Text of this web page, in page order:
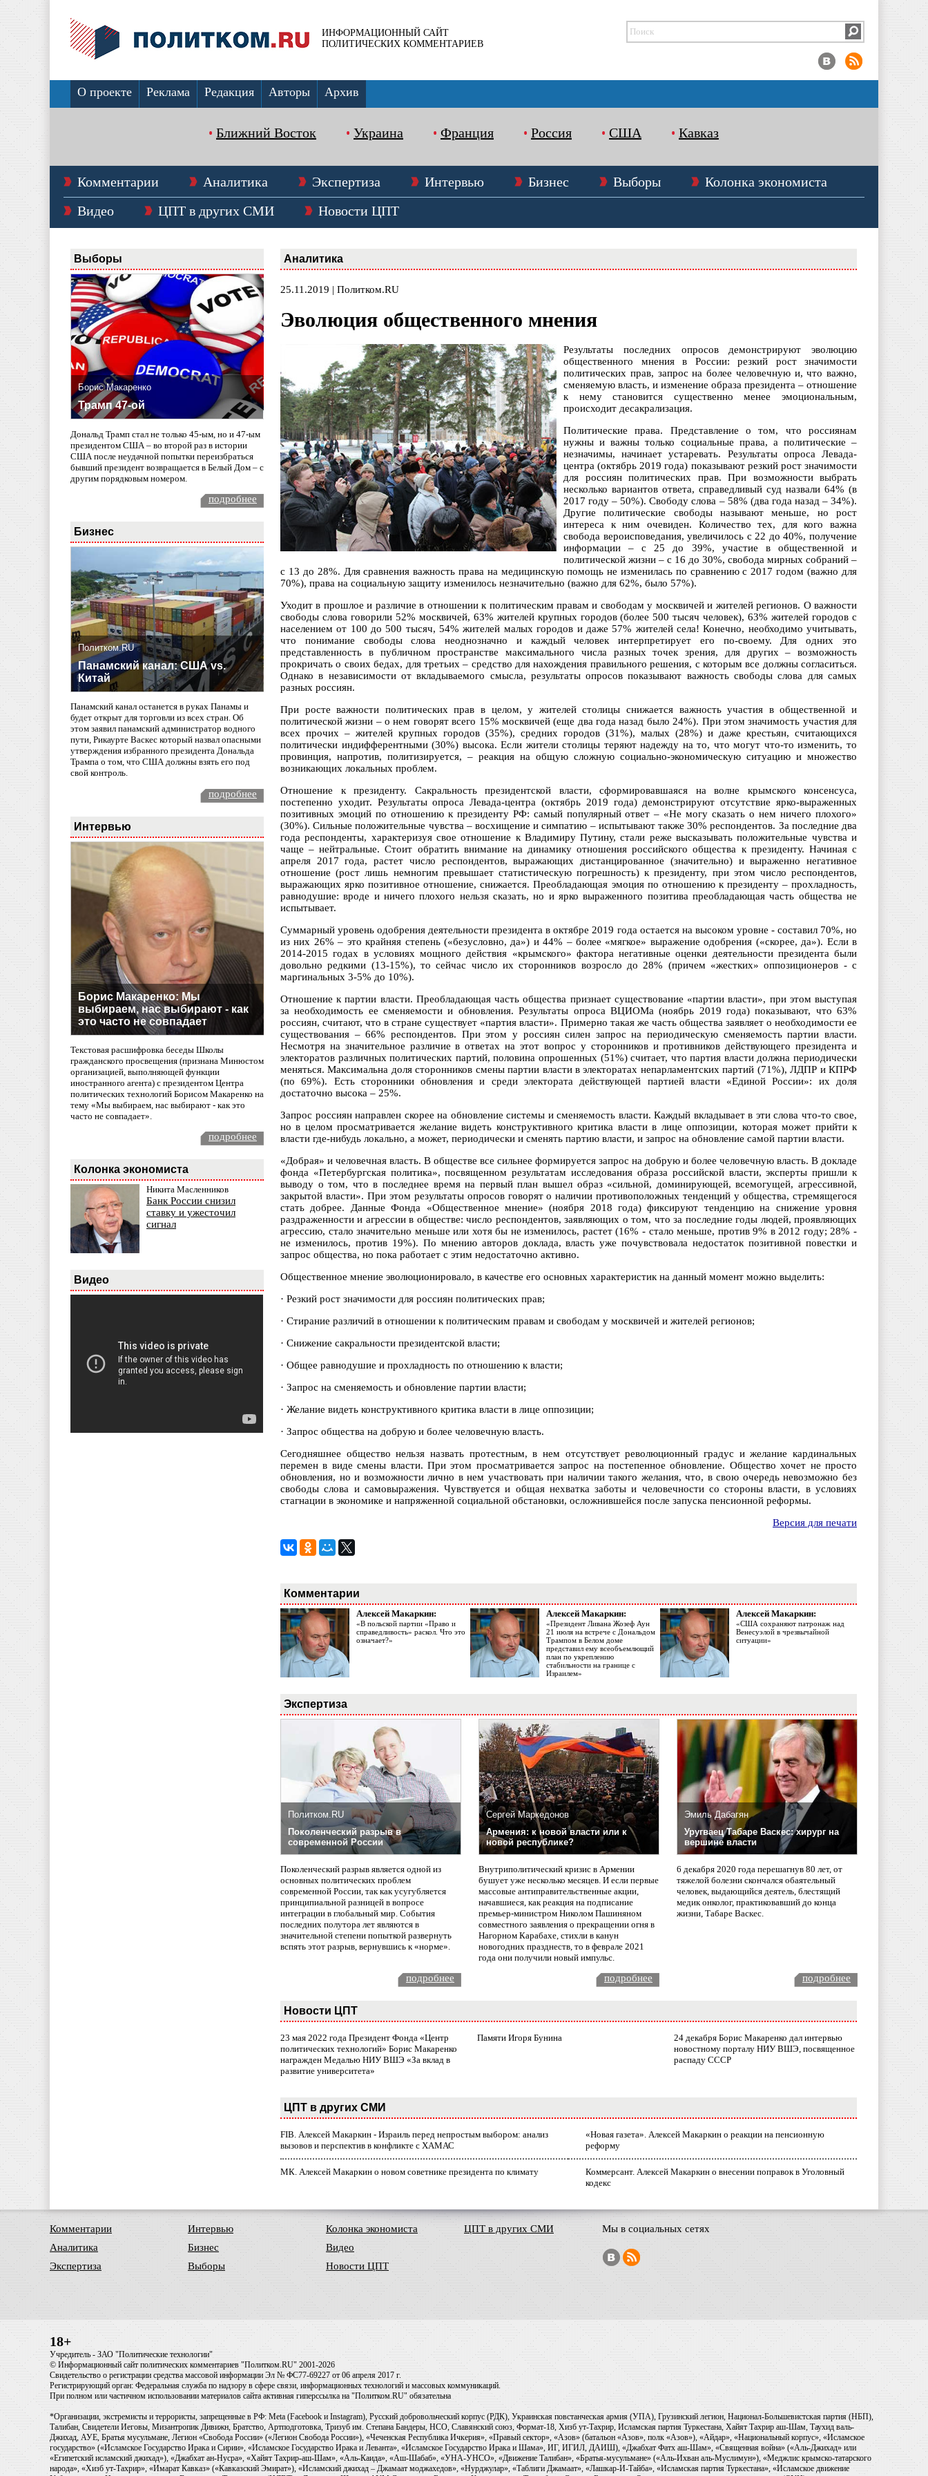
ИНФОРМАЦИОННЫЙ САЙТ
ПОЛИТИЧЕСКИХ КОММЕНТАРИЕВ
О проекте Реклама Редакция Авторы Архив
Ближний Восток Украина Франция Россия США Кавказ
Комментарии Аналитика Экспертиза Интервью Бизнес Выборы
Колонка экономиста
Видео
ЦПТ в других СМИ Новости ЦПТ
Выборы
Борис Макаренко
Трамп 47-ой
Дональд Трамп стал не только 45-ым, но и 47-ым
президентом США – во второй раз в истории
США после неудачной попытки переизбраться
бывший президент возвращается в Белый Дом – с
другим порядковым номером.
подробнее
Бизнес
Политком.RU
Панамский канал: США vs.
Китай
Панамский канал останется в руках Панамы и
будет открыт для торговли из всех стран. Об
этом заявил панамский администратор водного
пути, Рикаурте Васкес который назвал опасными
утверждения избранного президента Дональда
Трампа о том, что США должны взять его под
свой контроль.
подробнее
Интервью
Борис Макаренко: Мы
выбираем, нас выбирают - как
это часто не совпадает
Текстовая расшифровка беседы Школы
гражданского просвещения (признана Минюстом
организацией, выполняющей функции
иностранного агента) с президентом Центра
политических технологий Борисом Макаренко на
тему «Мы выбираем, нас выбирают - как это
часто не совпадает».
подробнее
Колонка экономиста
Никита Масленников
Банк России снизил
ставку и ужесточил
сигнал
Видео
Аналитика
25.11.2019 | Политком.RU
Эволюция общественного мнения
Результаты последних опросов демонстрируют эволюцию
общественного мнения в России: резкий рост значимости
политических прав, запрос на более человечную и, что важно,
сменяемую власть, и изменение образа президента – отношение
к нему становится существенно менее эмоциональным,
происходит десакрализация.
Политические права. Представление о том, что россиянам
нужны и важны только социальные права, а политические –
незначимы, начинает устаревать. Результаты опроса Левада-
центра (октябрь 2019 года) показывают резкий рост значимости
для россиян политических прав. При возможности выбрать
несколько вариантов ответа, справедливый суд назвали 64% (в
2017 году – 50%). Свободу слова – 58% (два года назад – 34%).
Другие политические свободы называют меньше, но рост
интереса к ним очевиден. Количество тех, для кого важна
свобода вероисповедания, увеличилось с 22 до 40%, получение
информации – с 25 до 39%, участие в общественной и
политической жизни – с 16 до 30%, свобода мирных собраний –
с 13 до 28%. Для сравнения важность права на медицинскую помощь не изменилась по сравнению с 2017 годом (важно для
70%), права на социальную защиту изменилось незначительно (важно для 62%, было 57%).
Уходит в прошлое и различие в отношении к политическим правам и свободам у москвичей и жителей регионов. О важности
свободы слова говорили 52% москвичей, 63% жителей крупных городов (более 500 тысяч человек), 63% жителей городов с
населением от 100 до 500 тысяч, 54% жителей малых городов и даже 57% жителей села! Конечно, необходимо учитывать,
что понимание свободы слова неоднозначно и каждый человек интерпретирует его по-своему. Для одних это
представленность в публичном пространстве максимального числа разных точек зрения, для других – возможность
прокричать о своих бедах, для третьих – средство для нахождения правильного решения, с которым все должны согласиться.
Однако в независимости от вкладываемого смысла, результаты опросов показывают важность свободы слова для самых
разных россиян.
При росте важности политических прав в целом, у жителей столицы снижается важность участия в общественной и
политической жизни – о нем говорят всего 15% москвичей (еще два года назад было 24%). При этом значимость участия для
всех прочих – жителей крупных городов (35%), средних городов (31%), малых (28%) и даже крестьян, считающихся
политически индифферентными (30%) высока. Если жители столицы теряют надежду на то, что могут что-то изменить, то
провинция, напротив, политизируется, – реакция на общую сложную социально-экономическую ситуацию и множество
возникающих локальных проблем.
Отношение к президенту. Сакральность президентской власти, сформировавшаяся на волне крымского консенсуса,
постепенно уходит. Результаты опроса Левада-центра (октябрь 2019 года) демонстрируют отсутствие ярко-выраженных
позитивных эмоций по отношению к президенту РФ: самый популярный ответ – «Не могу сказать о нем ничего плохого»
(30%). Сильные положительные чувства – восхищение и симпатию – испытывают также 30% респондентов. За последние два
года респонденты, характеризуя свое отношение к Владимиру Путину, стали реже высказывать положительные чувства и
чаще – нейтральные. Стоит обратить внимание на динамику отношения российского общества к президенту. Начиная с
апреля 2017 года, растет число респондентов, выражающих дистанцированное (значительно) и выраженно негативное
отношение (рост лишь немногим превышает статистическую погрешность) к президенту, при этом число респондентов,
выражающих ярко позитивное отношение, снижается. Преобладающая эмоция по отношению к президенту – прохладность,
равнодушие: вроде и ничего плохого нельзя сказать, но и ярко выраженного позитива преобладающая часть общества не
испытывает.
Суммарный уровень одобрения деятельности президента в октябре 2019 года остается на высоком уровне - составил 70%, но
из них 26% – это крайняя степень («безусловно, да») и 44% – более «мягкое» выражение одобрения («скорее, да»). Если в
2014-2015 годах в условиях мощного действия «крымского» фактора негативные оценки деятельности президента были
довольно редкими (13-15%), то сейчас число их сторонников возросло до 28% (причем «жестких» оппозиционеров - с
маргинальных 3-5% до 10%).
Отношение к партии власти. Преобладающая часть общества признает существование «партии власти», при этом выступая
за необходимость ее сменяемости и обновления. Результаты опроса ВЦИОМа (ноябрь 2019 года) показывают, что 63%
россиян, считают, что в стране существует «партия власти». Примерно такая же часть общества заявляет о необходимости ее
существования – 66% респондентов. При этом у россиян силен запрос на периодическую сменяемость партии власти.
Несмотря на значительное различие в ответах на этот вопрос у сторонников и противников действующего президента и
электоратов различных политических партий, половина опрошенных (51%) считает, что партия власти должна периодически
меняться. Максимальна доля сторонников смены партии власти в электоратах непарламентских партий (71%), ЛДПР и КПРФ
(по 69%). Есть сторонники обновления и среди электората действующей партией власти «Единой России»: их доля
достаточно высока – 25%.
Запрос россиян направлен скорее на обновление системы и сменяемость власти. Каждый вкладывает в эти слова что-то свое,
но в целом просматривается желание видеть конструктивного критика власти в лице оппозиции, которая может прийти к
власти где-нибудь локально, а может, периодически и сменять партию власти, и запрос на обновление самой партии власти.
«Добрая» и человечная власть. В обществе все сильнее формируется запрос на добрую и более человечную власть. В докладе
фонда «Петербургская политика», посвященном результатам исследования образа российской власти, эксперты пришли к
выводу о том, что в последнее время на первый план вышел образ «сильной, доминирующей, всемогущей, агрессивной,
закрытой власти». При этом результаты опросов говорят о наличии противоположных тенденций у общества, стремящегося
стать добрее. Данные Фонда «Общественное мнение» (ноября 2018 года) фиксируют тенденцию на снижение уровня
раздраженности и агрессии в обществе: число респондентов, заявляющих о том, что за последние годы людей, проявляющих
агрессию, стало значительно меньше или хотя бы не изменилось, растет (16% - стало меньше, против 9% в 2012 году; 28% -
не изменилось, против 19%). По мнению авторов доклада, власть уже почувствовала недостаток позитивной повестки и
запрос общества, но пока работает с этим недостаточно активно.
Общественное мнение эволюционировало, в качестве его основных характеристик на данный момент можно выделить:
· Резкий рост значимости для россиян политических прав;
· Стирание различий в отношении к политическим правам и свободам у москвичей и жителей регионов;
· Снижение сакральности президентской власти;
· Общее равнодушие и прохладность по отношению к власти;
· Запрос на сменяемость и обновление партии власти;
· Желание видеть конструктивного критика власти в лице оппозиции;
· Запрос общества на добрую и более человечную власть.
Сегодняшнее общество нельзя назвать протестным, в нем отсутствует революционный градус и желание кардинальных
перемен в виде смены власти. При этом просматривается запрос на постепенное обновление. Общество хочет не просто
обновления, но и возможности лично в нем участвовать при наличии такого желания, что, в свою очередь невозможно без
свободы слова и самовыражения. Чувствуется и общая нехватка заботы и человечности со стороны власти, в условиях
стагнации в экономике и напряженной социальной обстановки, осложнившейся после запуска пенсионной реформы.
Версия для печати
Комментарии
Алексей Макаркин:
«В польской партии «Право и
справедливость» раскол. Что это
означает?»
Алексей Макаркин:
«Президент Ливана Жозеф Аун
21 июля на встрече с Дональдом
Трампом в Белом доме
представил ему всеобъемлющий
план по укреплению
стабильности на границе с
Израилем»
Алексей Макаркин:
«США сохраняют патронаж над
Венесуэлой в чрезвычайной
ситуации»
Экспертиза
Политком.RU
Поколенческий разрыв в
современной России
Поколенческий разрыв является одной из
основных политических проблем
современной России, так как усугубляется
принципиальной разницей в вопросе
интеграции в глобальный мир. События
последних полутора лет являются в
значительной степени попыткой развернуть
вспять этот разрыв, вернувшись к «норме».
Сергей Маркедонов
Армения: к новой власти или к
новой республике?
Внутриполитический кризис в Армении
бушует уже несколько месяцев. И если первые
массовые антиправительственные акции,
начавшиеся, как реакция на подписание
премьер-министром Николом Пашиняном
совместного заявления о прекращении огня в
Нагорном Карабахе, стихли в канун
новогодних празднеств, то в феврале 2021
года они получили новый импульс.
Эмиль Дабагян
Уругваец Табаре Васкес: хирург на
вершине власти
6 декабря 2020 года перешагнув 80 лет, от
тяжелой болезни скончался обаятельный
человек, выдающийся деятель, блестящий
медик онколог, практиковавший до конца
жизни, Табаре Васкес.
подробнее подробнее подробнее
Новости ЦПТ
23 мая 2022 года Президент Фонда «Центр
политических технологий» Борис Макаренко
награжден Медалью НИУ ВШЭ «За вклад в
развитие университета»
Памяти Игоря Бунина
24 декабря Борис Макаренко дал интервью
новостному порталу НИУ ВШЭ, посвященное
распаду СССР
ЦПТ в других СМИ
FIB. Алексей Макаркин - Израиль перед непростым выбором: анализ
вызовов и перспектив в конфликте с ХАМАС
«Новая газета». Алексей Макаркин о реакции на пенсионную
реформу
МК. Алексей Макаркин о новом советнике президента по климату
Коммерсант. Алексей Макаркин о внесении поправок в Уголовный
кодекс
Комментарии
Аналитика
Экспертиза
Интервью
Бизнес
Выборы
Колонка экономиста
Видео
Новости ЦПТ
ЦПТ в других СМИ Мы в социальных сетях
18+
Учредитель - ЗАО "Политические технологии"
© Информационный сайт политических комментариев "Политком.RU" 2001-2026
Свидетельство о регистрации средства массовой информации Эл № ФС77-69227 от 06 апреля 2017 г.
Регистрирующий орган: Федеральная служба по надзору в сфере связи, информационных технологий и массовых коммуникаций.
При полном или частичном использовании материалов сайта активная гиперссылка на "Политком.RU" обязательна
*Организации, экстремисты и террористы, запрещенные в РФ: Meta (Facebook и Instagram), Русский добровольческий корпус (РДК), Украинская повстанческая армия (УПА), Грузинский легион, Национал-Большевистская партия (НБП),
Талибан, Свидетели Иеговы, Мизантропик Дивижн, Братство, Артподготовка, Тризуб им. Степана Бандеры, НСО, Славянский союз, Формат-18, Хизб ут-Тахрир, Исламская партия Туркестана, Хайят Тахрир аш-Шам, Таухид валь-
Джихад, АУЕ, Братья мусульмане, Легион «Свобода России» («Легион Свобода России»), «Чеченская Республика Ичкерия», «Правый сектор», «Азов» (батальон «Азов», полк «Азов»), «Айдар», «Национальный корпус», «Исламское
государство» («Исламское Государство Ирака и Сирии», «Исламское Государство Ирака и Леванта», «Исламское Государство Ирака и Шама», ИГ, ИГИЛ, ДАИШ), «Джабхат Фатх аш-Шам», «Священная война» («Аль-Джихад» или
«Египетский исламский джихад»), «Джабхат ан-Нусра», «Хайят Тахрир-аш-Шам», «Аль-Каида», «Аш-Шабаб», «УНА-УНСО», «Движение Талибан», «Братья-мусульмане» («Аль-Ихван аль-Муслимун»), «Меджлис крымско-татарского
народа», «Хизб ут-Тахрир», «Имарат Кавказ» («Кавказский Эмират»), «Исламский джихад – Джамаат моджахедов», «Нурджулар», «Таблиги Джамаат», «Лашкар-И-Тайба», «Исламская партия Туркестана», «Исламское движение